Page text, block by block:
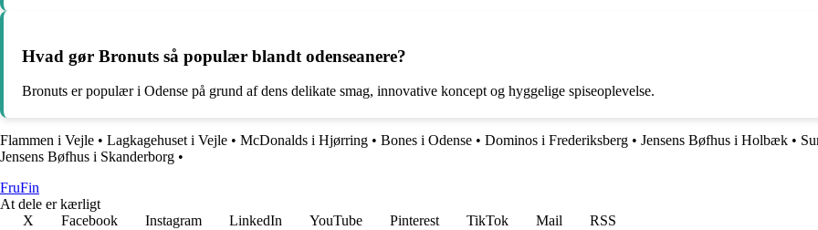
Hvad gør Bronuts så populær blandt odenseanere?
Bronuts er populær i Odense på grund af dens delikate smag, innovative koncept og hyggelige spiseoplevelse.
Flammen i Vejle • Lagkagehuset i Vejle • McDonalds i Hjørring • Bones i Odense • Dominos i Frederiksberg • Jensens Bøfhus i Holbæk •
Jensens Bøfhus i Skanderborg •
FruFin
At dele er kærligt
X
Facebook Instagram LinkedIn YouTube Pinterest TikTok Mail
RSS